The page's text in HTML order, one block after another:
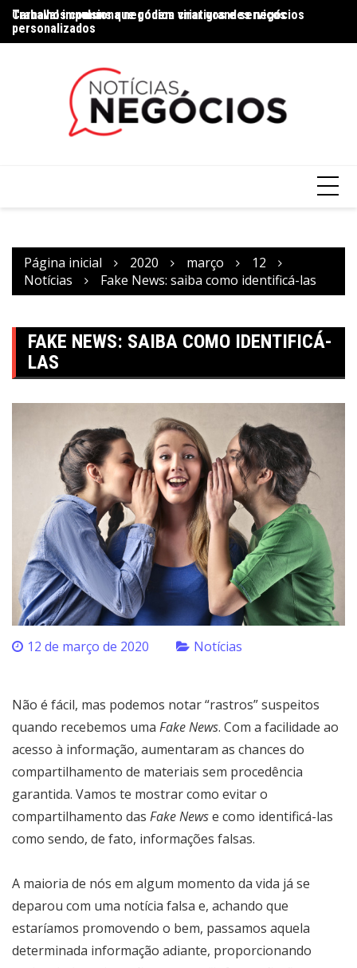
Trabalhos comuns que podem virar grandes negócios
Carnaval impulsiona negócios criativos e serviços
personalizados
Página inicial 2020 março
12
Notícias
Fake News: saiba como identificá-las
FAKE NEWS: SAIBA COMO IDENTIFICÁ-
LAS
12 de março de 2020 Notícias
Não é fácil, mas podemos notar “rastros” suspeitos
quando recebemos uma Fake News. Com a facilidade ao
acesso à informação, aumentaram as chances do
compartilhamento de materiais sem procedência
garantida. Vamos te mostrar como evitar o
compartilhamento das Fake Newse como identificá-las
como sendo, de fato, informações falsas.
A maioria de nós em algum momento da vida já se
deparou com uma notícia falsa e, achando que
estaríamos promovendo o bem, passamos aquela
determinada informação adiante, proporcionando